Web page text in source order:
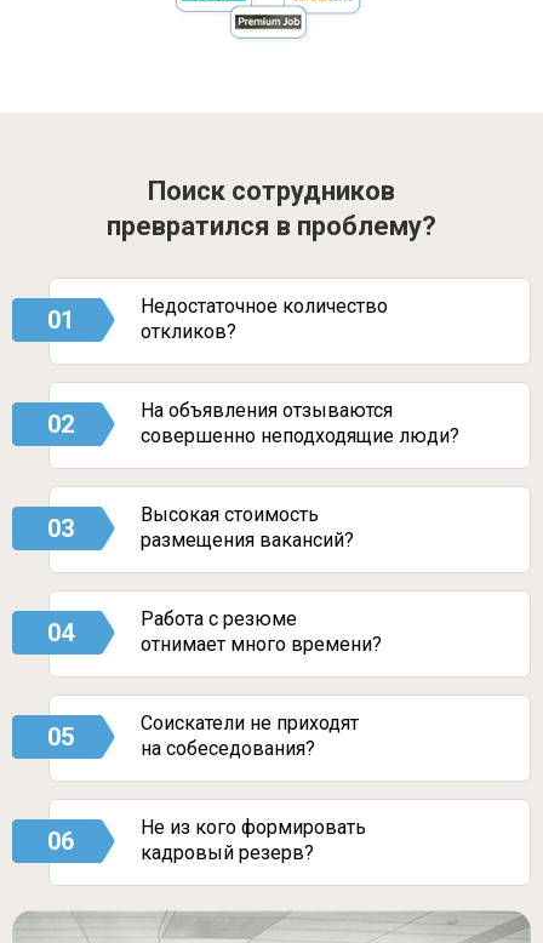
Поиск сотрудников
превратился в проблему?
01
Недостаточное количество
откликов?
02
На объявления отзываются
совершенно неподходящие люди?
03
Высокая стоимость
размещения вакансий?
04
Работа с резюме
отнимает много времени?
05
Соискатели не приходят
на собеседования?
06
Не из кого формировать
кадровый резерв?